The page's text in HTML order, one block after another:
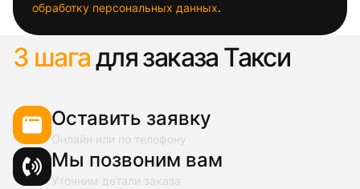
обработку персональных данных.
3 шагадля заказа Такси
Оставить заявку
Онлайн или по телефону
Мы позвоним вам
Уточним детали заказа